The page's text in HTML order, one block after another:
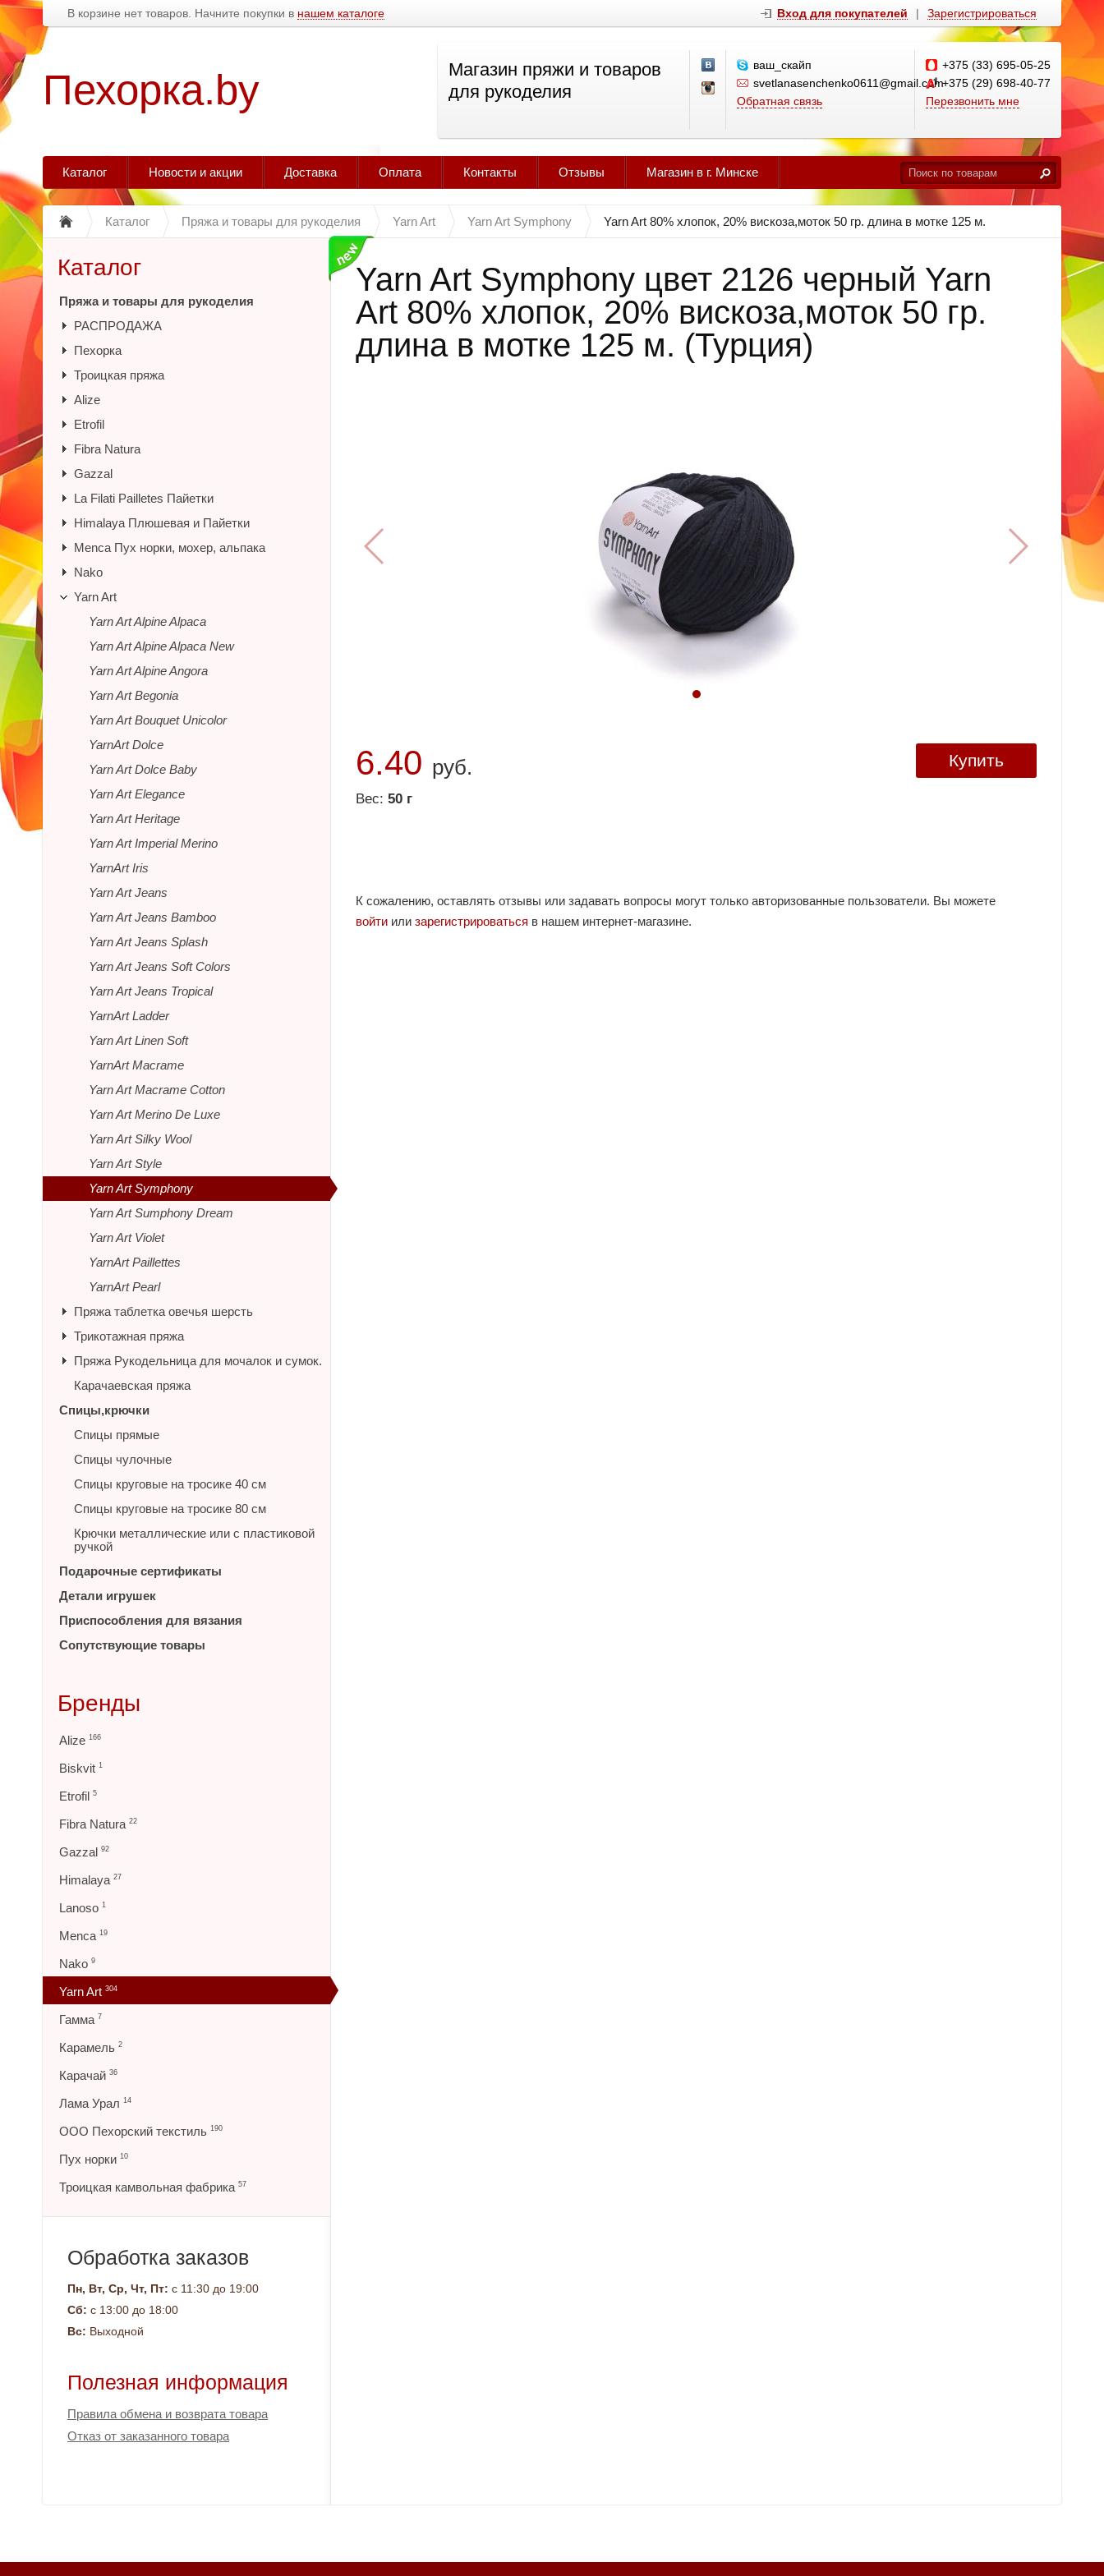
В корзине нет товаров. Начните покупки в нашем каталоге Вход для покупателей | Зарегистрироваться
Пехорка.by
Магазин пряжи и товаров
для рукоделия
ваш_скайп
svetlanasenchenko0611@gmail.com
Обратная связь
+375 (33) 695-05-25
+375 (29) 698-40-77
Перезвонить мне
Каталог Новости и акции Доставка Оплата Контакты Отзывы Магазин в г. Минске
Каталог Пряжа и товары для рукоделия Yarn Art Yarn Art Symphony Yarn Art 80% хлопок, 20% вискоза,моток 50 гр. длина в мотке 125 м.
Yarn Art Symphony цвет 2126 черный Yarn
Art 80% хлопок, 20% вискоза,моток 50 гр.
длина в мотке 125 м. (Турция)
6.40 руб.
Вес: 50 г
Купить
К сожалению, оставлять отзывы или задавать вопросы могут только авторизованные пользователи. Вы можете
войти или зарегистрироваться в нашем интернет-магазине.
Каталог
Пряжа и товары для рукоделия
РАСПРОДАЖА
Пехорка
Троицкая пряжа
Alize
Etrofil
Fibra Natura
Gazzal
La Filati Pailletes Пайетки
Himalaya Плюшевая и Пайетки
Menca Пух норки, мохер, альпака
Nako
Yarn Art
Yarn Art Alpine Alpaca
Yarn Art Alpine Alpaca New
Yarn Art Alpine Angora
Yarn Art Begonia
Yarn Art Bouquet Unicolor
YarnArt Dolce
Yarn Art Dolce Baby
Yarn Art Elegance
Yarn Art Heritage
Yarn Art Imperial Merino
YarnArt Iris
Yarn Art Jeans
Yarn Art Jeans Bamboo
Yarn Art Jeans Splash
Yarn Art Jeans Soft Colors
Yarn Art Jeans Tropical
YarnArt Ladder
Yarn Art Linen Soft
YarnArt Macrame
Yarn Art Macrame Cotton
Yarn Art Merino De Luxe
Yarn Art Silky Wool
Yarn Art Style
Yarn Art Symphony
Yarn Art Sumphony Dream
Yarn Art Violet
YarnArt Paillettes
YarnArt Pearl
Пряжа таблетка овечья шерсть
Трикотажная пряжа
Пряжа Рукодельница для мочалок и сумок.
Карачаевская пряжа
Спицы,крючки
Спицы прямые
Спицы чулочные
Спицы круговые на тросике 40 см
Спицы круговые на тросике 80 см
Крючки металлические или с пластиковой
ручкой
Подарочные сертификаты
Детали игрушек
Приспособления для вязания
Сопутствующие товары
Бренды
Alize 166
Biskvit 1
Etrofil 5
Fibra Natura 22
Gazzal 92
Himalaya 27
Lanoso 1
Menca 19
Nako 9
Yarn Art 304
Гамма 7
Карамель 2
Карачай 36
Лама Урал 14
ООО Пехорский текстиль 190
Пух норки 10
Троицкая камвольная фабрика 57
Обработка заказов
Пн, Вт, Ср, Чт, Пт: с 11:30 до 19:00
Сб: с 13:00 до 18:00
Вс: Выходной
Полезная информация
Правила обмена и возврата товара
Отказ от заказанного товара